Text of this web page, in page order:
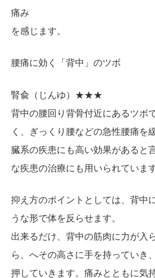
痛み
を感じます。
腰痛に効く「背中」のツボ
腎兪（じんゆ）★★★
背中の腰回り背骨付近にあるツボ
く、ぎっくり腰などの急性腰痛を
臓系の疾患にも高い効果があると
な疾患の治療にも用いられています
抑え方のポイントとしては、背中
うな形で体を反らせます。
出来るだけ、背中の筋肉に力が入
ら、へその高さに手を持っていき
押していきます。痛みとともに気